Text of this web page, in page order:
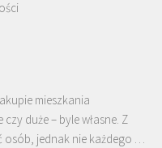
mieszkania
duże – byle własne. Z
osób, jednak nie każdego …